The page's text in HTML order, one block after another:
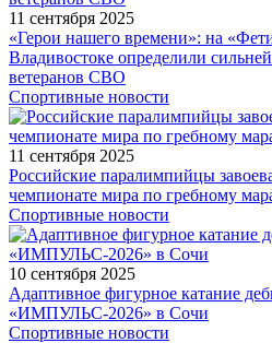
11 сентября 2025
«Герои нашего времени»: на
Владивостоке определили
ветеранов СВО
Спортивные новости
11 сентября 2025
Российские паралимпийцы
чемпионате мира по гребному
Спортивные новости
10 сентября 2025
Адаптивное фигурное катание
«ИМПУЛЬС-2026» в Сочи
Спортивные новости